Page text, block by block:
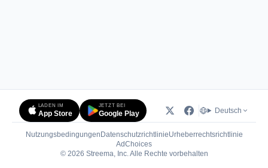
LADEN IM
App Store
JETZT BEI
Google Play Deutsch
Nutzungsbedingungen DatenschutzrichtlinieUrheberrechtsrichtlinie
AdChoices(öffnet in neuem Tab)
© 2026 Streema, Inc. Alle Rechte vorbehalten